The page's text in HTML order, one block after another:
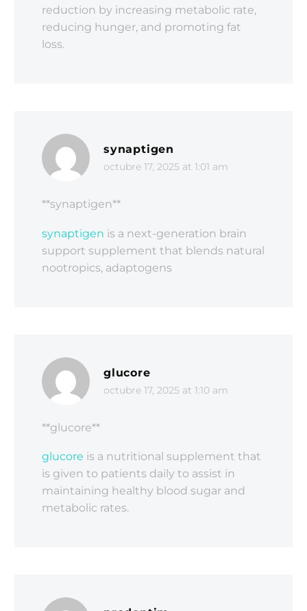
reduction by increasing metabolic rate,
reducing hunger, and promoting fat
loss.
synaptigen
octubre 17, 2025 at 1:01 am
**synaptigen**
synaptigen is a next-generation brain
support supplement that blends natural
nootropics, adaptogens
glucore
octubre 17, 2025 at 1:10 am
** glucore**
glucore is a nutritional supplement that
is given to patients daily to assist in
maintaining healthy blood sugar and
metabolic rates.